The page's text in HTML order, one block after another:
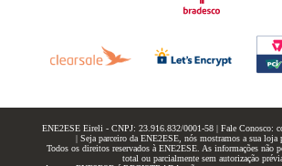
ENE2ESE Eireli - CNPJ: 23.916.832/0001-58 | Fale Conosco:
| Seja parceiro da ENE2ESE, nós mostramos a sua loja
Todos os direitos reservados à ENE2ESE. As informações não
total ou parcialmente sem autorização